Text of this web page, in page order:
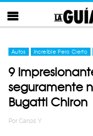
Autos Increíble Pero Cierto
9
seguramente
Bugatti Chiron
Por Carlos Y